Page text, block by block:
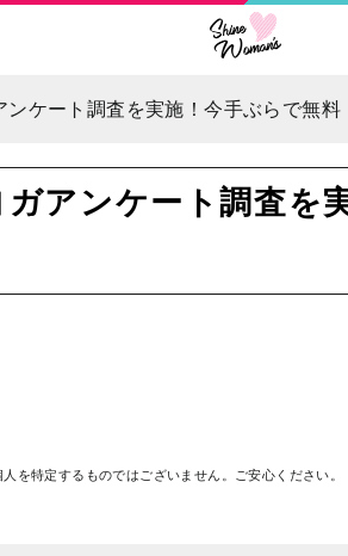
ンケート調査を実施！今手ぶらで無料
アンケート調査を
を特定するものではございません。ご安心ください。